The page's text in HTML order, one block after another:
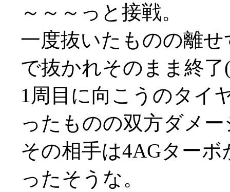
～～～っと接戦。
一度抜いたものの離
で抜かれそのまま終了
1周目に向こうのタイ
ったものの双方ダメ
その相手は4AGター
ったそうな。